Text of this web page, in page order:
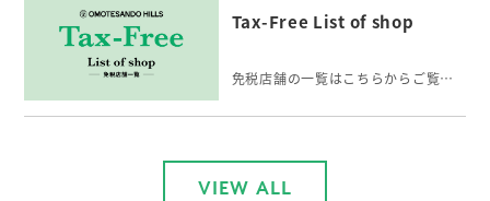
Tax-Free List of shop
免税店舗の一覧はこちらからご覧いただけます。
VIEW ALL